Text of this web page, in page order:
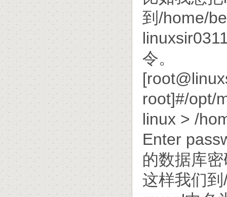
到/home/
令。
root]#/opt/
linux > /
Enter
的数据库
这样我们